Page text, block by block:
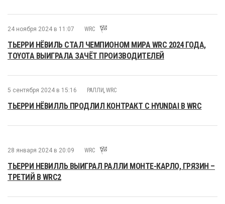
24 ноября 2024 в 11:07 WRC
ТЬЕРРИ НЁВИЛЬ СТАЛ ЧЕМПИОНОМ МИРА WRC 2024 ГОДА,
TOYOTA ВЫИГРАЛА ЗАЧЁТ ПРОИЗВОДИТЕЛЕЙ
5 сентября 2024 в 15:16 РАЛЛИ,WRC
ТЬЕРРИ НЁВИЛЛЬ ПРОДЛИЛ КОНТРАКТ С HYUNDAI В WRC
28 января 2024 в 20:09 WRC
ТЬЕРРИ НЕВИЛЛЬ ВЫИГРАЛ РАЛЛИ МОНТЕ-КАРЛО, ГРЯЗИН –
ТРЕТИЙ В WRC2